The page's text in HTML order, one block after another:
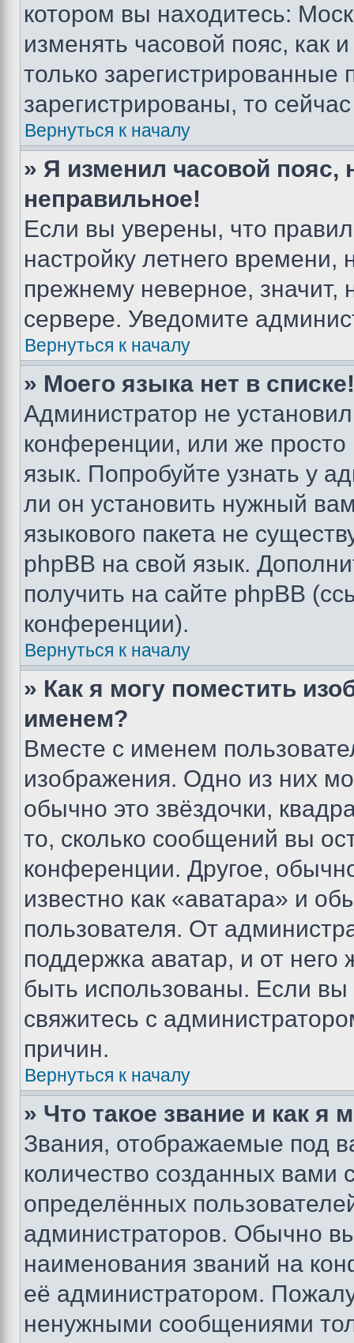
котором вы находитесь:
изменять часовой пояс, как
только
зарегистрированы, то
Вернуться к началу
» Я изменил часовой пояс,
неправильное!
Если вы уверены, что
настройку летнего
прежнему неверное, значит,
сервере. Уведомите
Вернуться к началу
» Моего языка нет в списке!
Администратор не
конференции, или же
язык. Попробуйте узнать у
ли он установить нужный
языкового пакета не
phpBB на свой язык.
получить на сайте phpBB
конференции).
Вернуться к началу
» Как я могу поместить
именем?
Вместе с именем
изображения. Одно из них
обычно это звёздочки,
то, сколько сообщений вы
конференции. Другое,
известно как «аватара» и
пользователя. От
поддержка аватар, и от него
быть использованы. Если
свяжитесь с
причин.
Вернуться к началу
» Что такое звание и как я
Звания, отображаемые под
количество созданных
определённых
администраторов. Обычно
наименования званий на
её администратором.
ненужными сообщениями